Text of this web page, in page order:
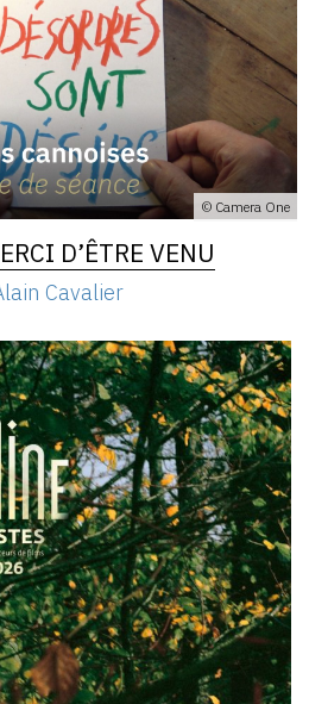
© Camera One
D’ÊTRE VENU
Cavalier